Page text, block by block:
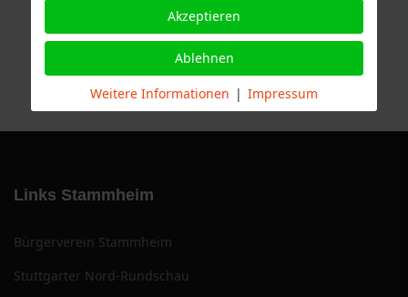
Links Stammheim
Bürgerverein Stammheim
Stuttgarter Nord-Rundschau
Akzeptieren
Ablehnen
Weitere Informationen | Impressum